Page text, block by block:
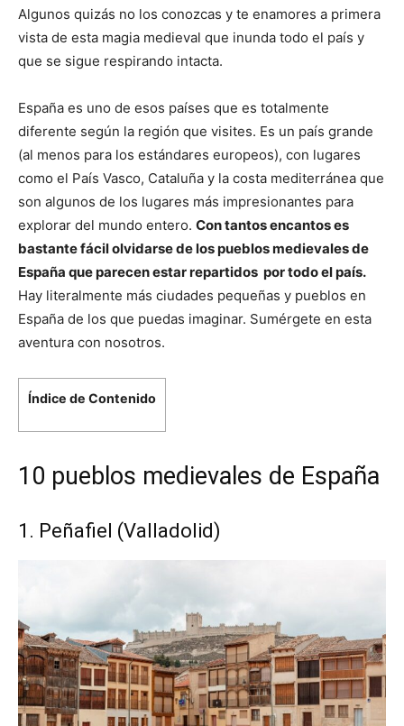
Algunos quizás no los conozcas y te enamores a primera
vista de esta magia medieval que inunda todo el país y
que se sigue respirando intacta.
España es uno de esos países que es totalmente
diferente según la región que visites. Es un país grande
(al menos para los estándares europeos), con lugares
como el País Vasco, Cataluña y la costa mediterránea que
son algunos de los lugares más impresionantes para
explorar del mundo entero. Con tantos encantos es
bastante fácil olvidarse de los pueblos medievales de
España que parecen estar repartidos por todo el país.
Hay literalmente más ciudades pequeñas y pueblos en
España de los que puedas imaginar. Sumérgete en esta
aventura con nosotros.
Índice de Contenido
10 pueblos medievales de España
1. Peñafiel (Valladolid)